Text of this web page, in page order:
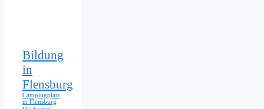
Bildung
in
Flensburg
Campingplatz
in Flensburg